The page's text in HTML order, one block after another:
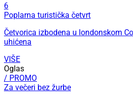
6
Poplarna turistička četvrt
Četvorica izbodena u londonskom
uhićena
VIŠE
Oglas
/ PROMO
Za večeri bez žurbe